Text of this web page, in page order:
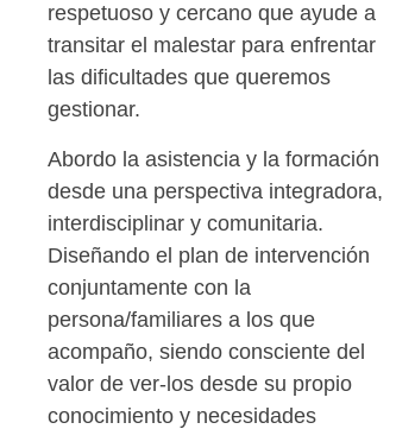
respetuoso y cercano que ayude a
transitar el malestar para enfrentar
las dificultades que queremos
gestionar.
Abordo la asistencia y la formación
desde una perspectiva integradora,
interdisciplinar y comunitaria.
Diseñando el plan de intervención
conjuntamente con la
persona/familiares a los que
acompaño, siendo consciente del
valor de ver-los desde su propio
conocimiento y necesidades